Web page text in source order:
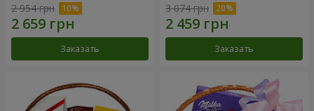
2 954 грн
Заказать
3 074 грн
Заказать